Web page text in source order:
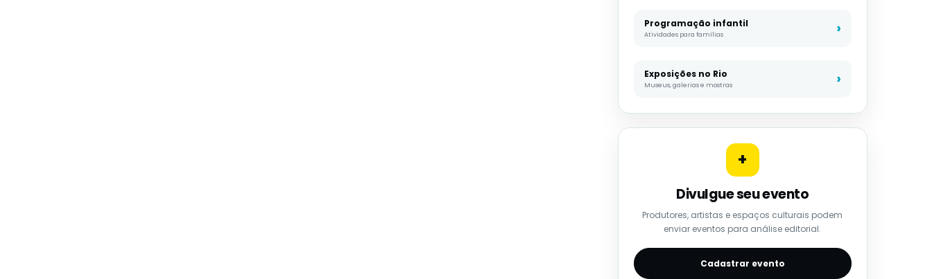
Programação infantil
Atividades para famílias
Exposições no Rio
Museus, galerias e mostras
+
Divulgue seu evento
Produtores, artistas e espaços culturais podem
enviar eventos para análise editorial.
Cadastrar evento